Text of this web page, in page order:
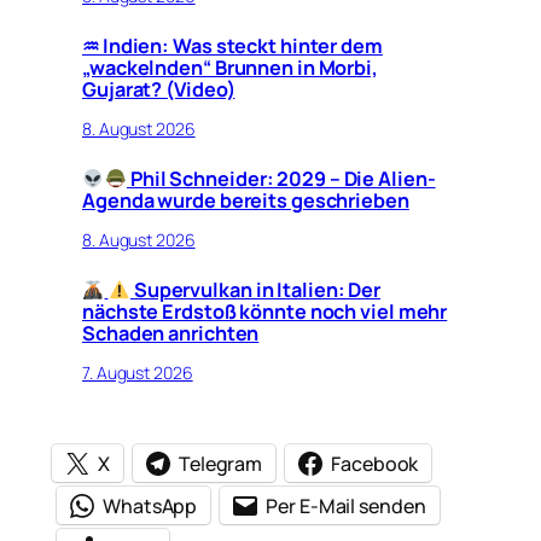
♒︎ Indien: Was steckt hinter dem
„wackelnden“ Brunnen in Morbi,
Gujarat? (Video)
8. August 2026
Phil Schneider: 2029 – Die Alien-
Agenda wurde bereits geschrieben
8. August 2026
Supervulkan in Italien: Der
nächste Erdstoß könnte noch viel mehr
Schaden anrichten
7. August 2026
X Telegram
Facebook
WhatsApp
Per E-Mail senden